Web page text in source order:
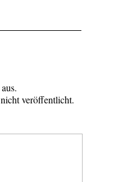
veröffentlicht.